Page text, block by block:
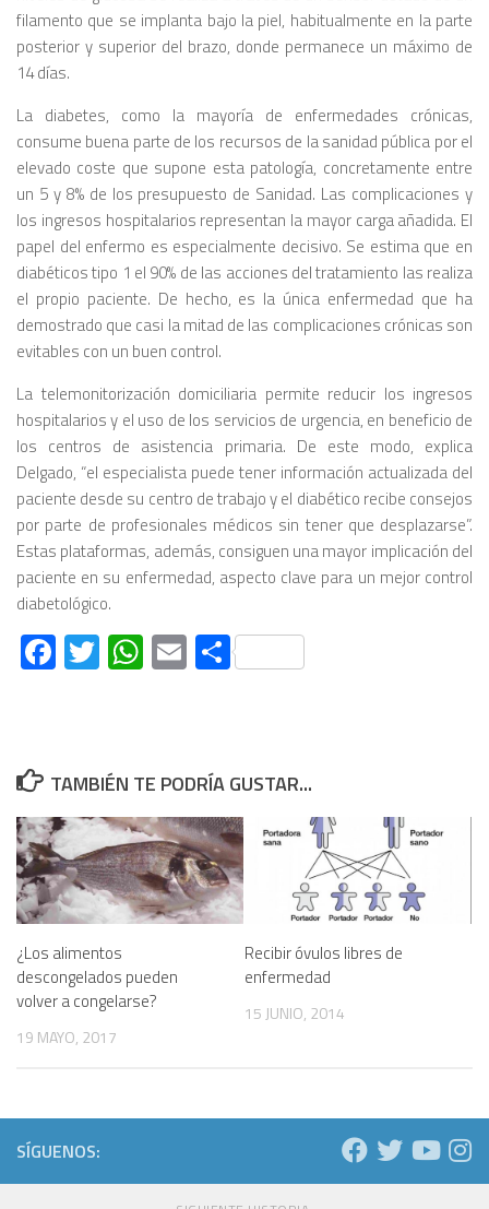
filamento que se implanta bajo la piel, habitualmente en la parte
posterior y superior del brazo, donde permanece un máximo de
14 días.
La diabetes, como la mayoría de enfermedades crónicas,
consume buena parte de los recursos de la sanidad pública por el
elevado coste que supone esta patología, concretamente entre
un 5 y 8% de los presupuesto de Sanidad. Las complicaciones y
los ingresos hospitalarios representan la mayor carga añadida. El
papel del enfermo es especialmente decisivo. Se estima que en
diabéticos tipo 1 el 90% de las acciones del tratamiento las realiza
el propio paciente. De hecho, es la única enfermedad que ha
demostrado que casi la mitad de las complicaciones crónicas son
evitables con un buen control.
La telemonitorización domiciliaria permite reducir los ingresos
hospitalarios y el uso de los servicios de urgencia, en beneficio de
los centros de asistencia primaria. De este modo, explica
Delgado, “el especialista puede tener información actualizada del
paciente desde su centro de trabajo y el diabético recibe consejos
por parte de profesionales médicos sin tener que desplazarse”.
Estas plataformas, además, consiguen una mayor implicación del
paciente en su enfermedad, aspecto clave para un mejor control
diabetológico.
Facebook
Twitter
WhatsApp
EmailCompartir
TAMBIÉN TE PODRÍA GUSTAR...
¿Los alimentos
descongelados pueden
volver a congelarse?
19 MAYO, 2017
Recibir óvulos libres de
enfermedad
15 JUNIO, 2014
SÍGUENOS: